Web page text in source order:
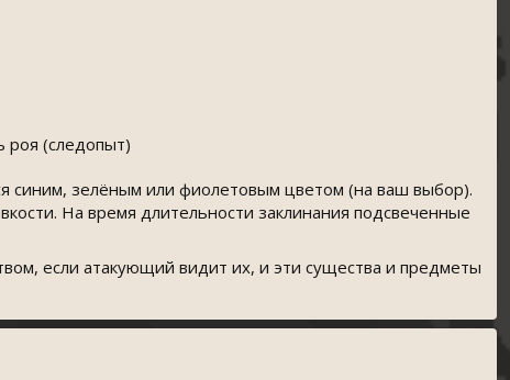
роя (следопыт)
синим, зелёным или фиолетовым цветом (на ваш выбор).
На время длительности заклинания подсвеченные
если атакующий видит их, и эти существа и предметы